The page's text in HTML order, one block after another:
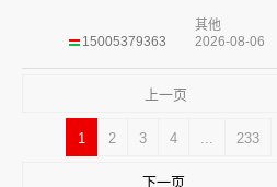
15005379363
其他
2026-08-06
上一页
1 2 3 4 233
下一页